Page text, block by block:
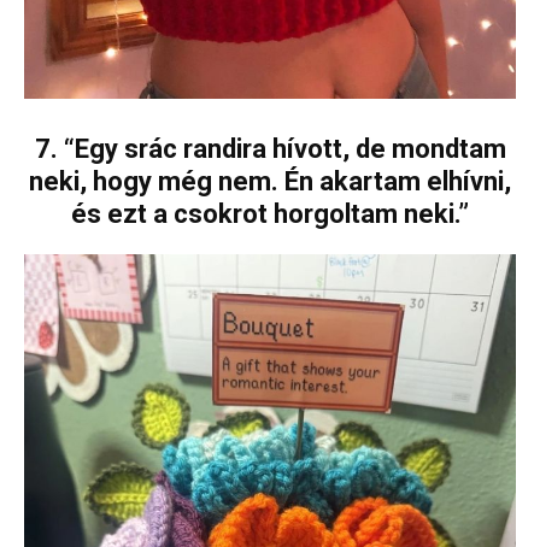
7. “Egy srác randira hívott, de mondtam
neki, hogy még nem. Én akartam elhívni,
és ezt a csokrot horgoltam neki.”